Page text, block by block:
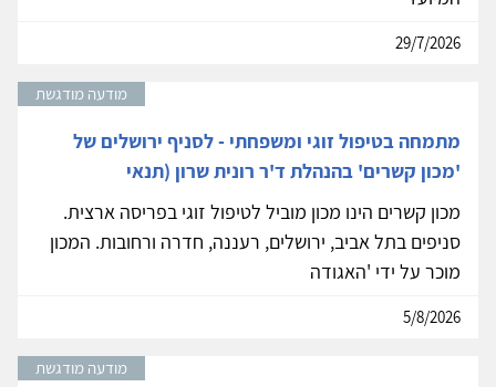
29/7/2026
מודעה מודגשת
מתמחה בטיפול זוגי ומשפחתי - לסניף ירושלים של
'מכון קשרים' בהנהלת ד'ר רונית שרון (תנאי
מכון קשרים הינו מכון מוביל לטיפול זוגי בפריסה ארצית.
סניפים בתל אביב, ירושלים, רעננה, חדרה ורחובות. המכון
מוכר על ידי 'האגודה
5/8/2026
מודעה מודגשת